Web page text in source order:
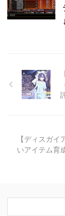
【ディスガ
いアイテム育